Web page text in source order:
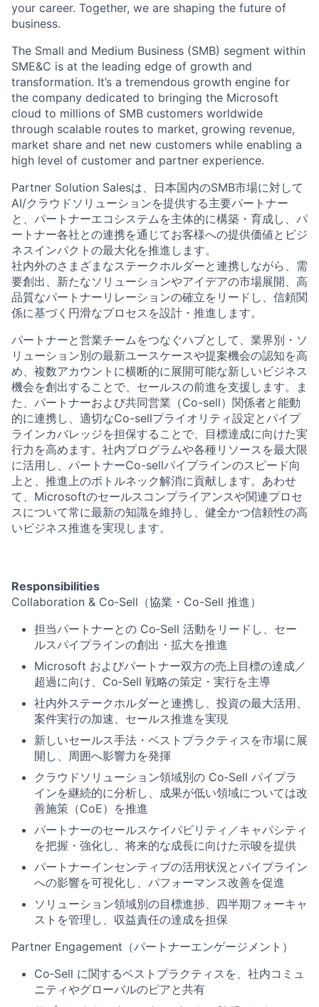
your career. Together, we are shaping the future of
business.
The Small and Medium Business (SMB) segment within
SME&C is at the leading edge of growth and
transformation. It’s a tremendous growth engine for
the company dedicated to bringing the Microsoft
cloud to millions of SMB customers worldwide
through scalable routes to market, growing revenue,
market share and net new customers while enabling a
high level of customer and partner experience.
Partner Solution Salesは、日本国内のSMB市場に対して
AI/クラウドソリューションを提供する主要パートナー
と、パートナーエコシステムを主体的に構築・育成し、パ
ートナー各社との連携を通じてお客様への提供価値とビジ
ネスインパクトの最大化を推進します。
社内外のさまざまなステークホルダーと連携しながら、需
要創出、新たなソリューションやアイデアの市場展開、高
品質なパートナーリレーションの確立をリードし、信頼関
係に基づく円滑なプロセスを設計・推進します。
パートナーと営業チームをつなぐハブとして、業界別・ソ
リューション別の最新ユースケースや提案機会の認知を高
め、複数アカウントに横断的に展開可能な新しいビジネス
機会を創出することで、セールスの前進を支援します。ま
た、パートナーおよび共同営業（Co-sell）関係者と能動
的に連携し、適切なCo-sellプライオリティ設定とパイプ
ラインカバレッジを担保することで、目標達成に向けた実
行力を高めます。社内プログラムや各種リソースを最大限
に活用し、パートナーCo-sellパイプラインのスピード向
上と、推進上のボトルネック解消に貢献します。あわせ
て、Microsoftのセールスコンプライアンスや関連プロセ
スについて常に最新の知識を維持し、健全かつ信頼性の高
いビジネス推進を実現します。
Responsibilities
Collaboration & Co‑Sell（協業・Co-Sell 推進）
担当パートナーとの Co‑Sell 活動をリードし、セー
ルスパイプラインの創出・拡大を推進
Microsoft およびパートナー双方の売上目標の達成／
超過に向け、Co‑Sell 戦略の策定・実行を主導
社内外ステークホルダーと連携し、投資の最大活用、
案件実行の加速、セールス推進を実現
新しいセールス手法・ベストプラクティスを市場に展
開し、周囲へ影響力を発揮
クラウドソリューション領域別の Co‑Sell パイプラ
インを継続的に分析し、成果が低い領域については改
善施策（CoE）を推進
パートナーのセールスケイパビリティ／キャパシティ
を把握・強化し、将来的な成長に向けた示唆を提供
パートナーインセンティブの活用状況とパイプライン
への影響を可視化し、パフォーマンス改善を促進
ソリューション領域別の目標進捗、四半期フォーキャ
ストを管理し、収益責任の達成を担保
Partner Engagement（パートナーエンゲージメント）
Co‑Sell に関するベストプラクティスを、社内コミュ
ニティやグローバルのピアと共有